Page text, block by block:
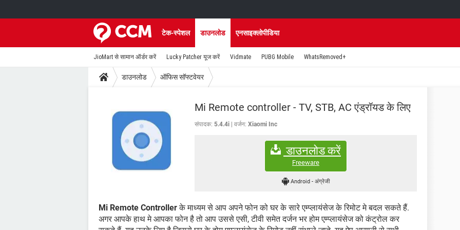
टेक-स्पेशल डाउनलोड एनसाइक्लोपीडिया
JioMart से सामान ऑर्डर करें Lucky Patcher यूज करें Vidmate PUBG Mobile WhatsRemoved+
डाउनलोड ऑफिस सॉफ्टवेयर
Mi Remote controller - TV, STB, AC एंड्रॉयड के लिए
संपादक: 5.4.4i वर्जन: Xiaomi Inc
डाउनलोड करें
Freeware
Android-अंग्रेजी
Mi Remote Controllerके माध्यम से आप अपने फोन को घर के सारे एम्प्लायंसेज के रिमोट मे बदल सकते हैं.
अगर आपके हाथ मे आपका फोन है तो आप उससे एसी, टीवी समेत दर्जन भर होम एम्प्लायंसेज को कंट्रोल कर